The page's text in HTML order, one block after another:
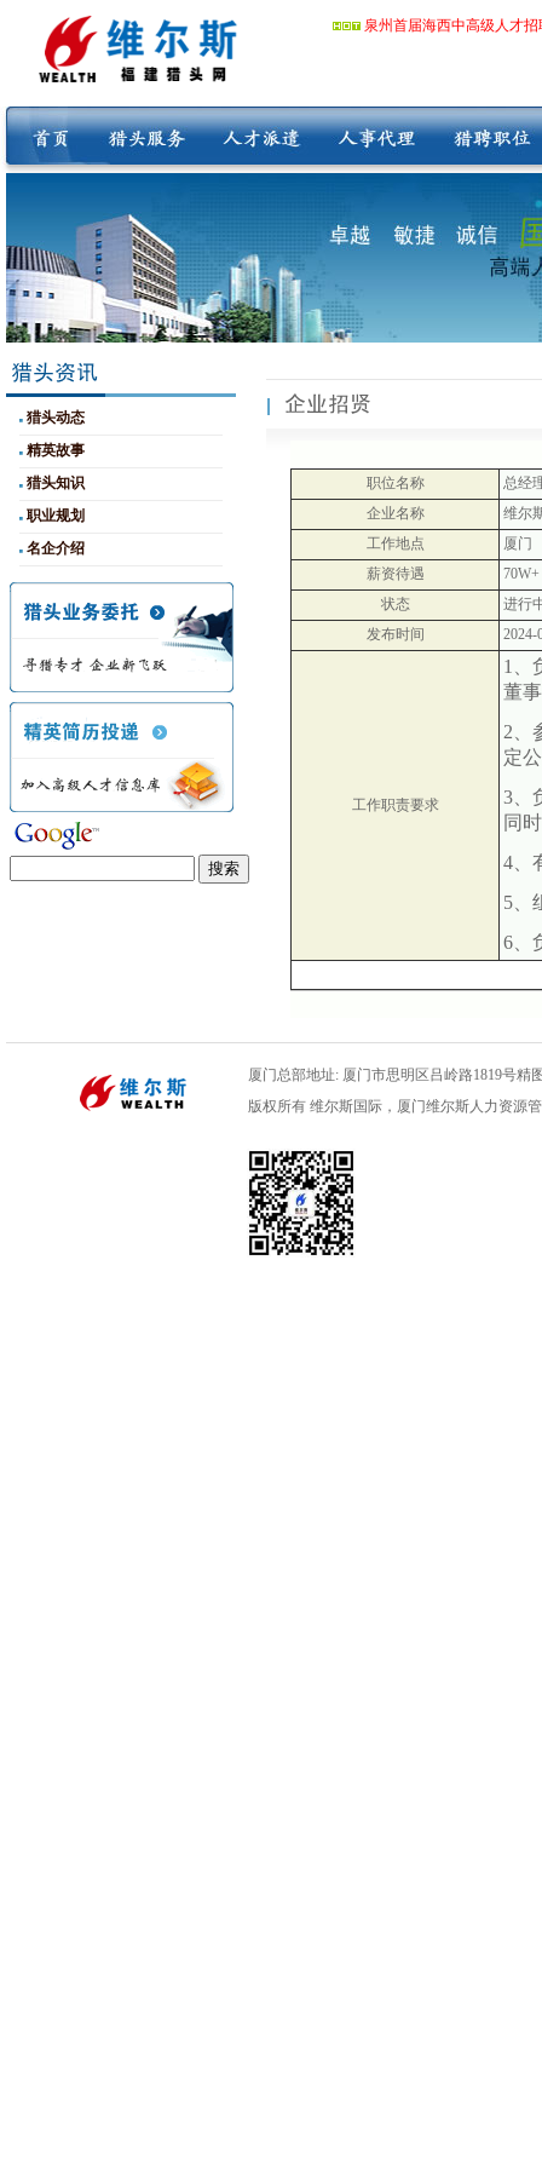
泉州首届海西中高级人才
猎头动态
精英故事
猎头知识
职业规划
名企介绍
职位名称
总经
企业名称
维尔
工作地点
厦门
薪资待遇
70W+
状态
进行
发布时间
2024-
工作职责要求
1、
董
2、
定
3、
同
4、
5、
6、
厦门总部地址: 厦门市思明区吕岭路1819号精
版权所有 维尔斯国际，厦门维尔斯人力资源